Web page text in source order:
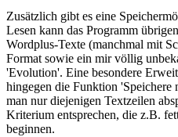
Zusätzlich gibt es eine
Lesen kann das Programm
Wordplus-Texte (manchmal mit
Format sowie ein mir völlig
'Evolution'. Eine besondere
hingegen die Funktion
man nur diejenigen Textzeilen
Kriterium entsprechen, die z.B.
beginnen.